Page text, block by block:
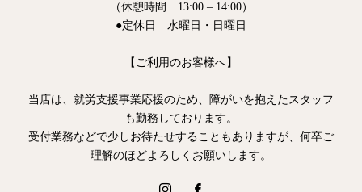
（休憩時間 13:00 – 14:00）
●定休日 水曜日・日曜日
【ご利用のお客様へ】
当店は、就労支援事業応援のため、障がいを抱えたスタッフ
も勤務しております。
受付業務などで少しお待たせすることもありますが、何卒ご
理解のほどよろしくお願いします。